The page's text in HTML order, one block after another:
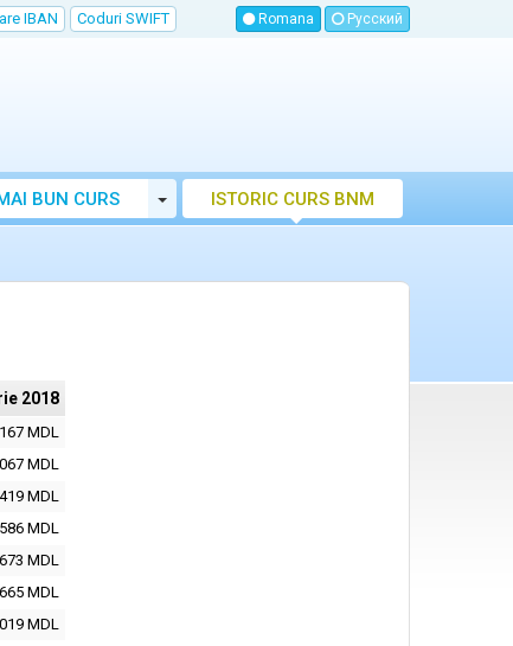
IBAN Coduri SWIFT Romana Русский
BUN CURS
MOLDOVA
Toggle Dropdown
ISTORIC CURS BNM
2018
MDL
MDL
MDL
MDL
MDL
MDL
MDL